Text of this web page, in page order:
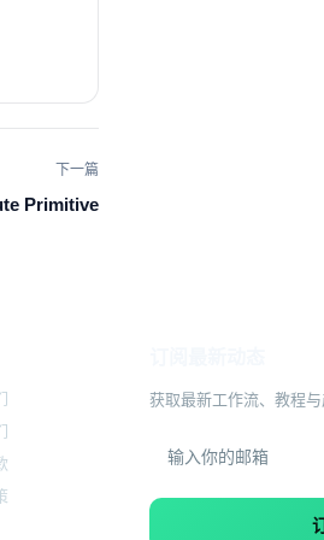
下一篇
Primitive
获取最新工作流、教程